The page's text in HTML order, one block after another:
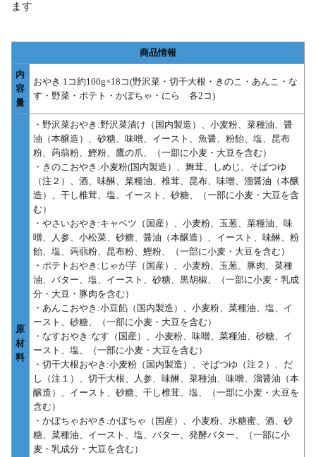
ます
商品情報
内
容
量
おやき 1コ約100g×18コ(野沢菜・切干大根・きのこ・あんこ・な
す・野菜・ポテト・かぼちゃ・にら 各2コ)
原
材
料
・野沢菜おやき:野沢菜漬け（国内製造）、小麦粉、菜種油、醤
油（本醸造）、砂糖、味噌、イースト、魚醤、粉飴、塩、昆布
粉、蒟蒻粉、鰹粉、鷹の爪、（一部に小麦・大豆を含む）
・きのこおやき:小麦粉(国内製造）、舞茸、しめじ、そばつゆ
（注２）、酒、味醂、菜種油、椎茸、昆布、味噌、溜醤油（本醸
造）、干し椎茸、塩、イースト、砂糖、（一部に小麦・大豆を含
む）
・やさいおやき:キャベツ（国産）、小麦粉、玉葱、菜種油、味
噌、人参、小松菜、砂糖、醤油（本醸造）、イースト、味醂、粉
飴、塩、蒟蒻粉、昆布粉、鰹粉、（一部に小麦・大豆を含む）
・ポテトおやき:じゃが芋（国産）、小麦粉、玉葱、豚肉、菜種
油、バター、塩、イースト、砂糖、黒胡椒、（一部に小麦・乳成
分・大豆・豚肉を含む）
・あんこおやき:小豆餡（国内製造）、小麦粉、菜種油、塩、イ
ースト、砂糖、（一部に小麦・大豆を含む）
・なすおやき:なす（国産）、小麦粉、味噌、菜種油、砂糖、イ
ースト、塩、（一部に小麦・大豆を含む）
・切干大根おやき:小麦粉（国内製造）、そばつゆ（注２）、だ
し（注１）、切干大根、人参、味醂、菜種油、味噌、溜醤油（本
醸造）、イースト、砂糖、干し椎茸、塩、（一部に小麦・大豆を
含む）
・かぼちゃおやき:かぼちゃ（国産）、小麦粉、氷糖蜜、酒、砂
糖、菜種油、イースト、塩、バター、発酵バター、（一部に小
麦・乳成分・大豆を含む）